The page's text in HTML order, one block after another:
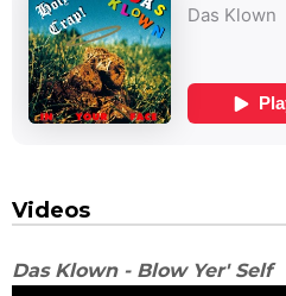
Videos
Das Klown - Blow Yer' Self